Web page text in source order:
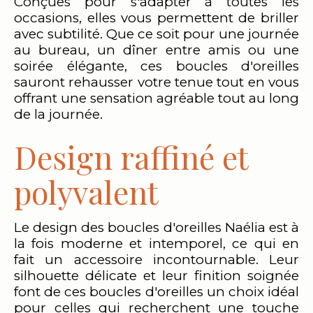
occasions, elles vous permettent de briller
avec subtilité. Que ce soit pour une journée
au bureau, un dîner entre amis ou une
soirée élégante, ces boucles d'oreilles
sauront rehausser votre tenue tout en vous
offrant une sensation agréable tout au long
de la journée.
Design raffiné et
polyvalent
Le design des boucles d'oreilles Naélia est à
la fois moderne et intemporel, ce qui en
fait un accessoire incontournable. Leur
silhouette délicate et leur finition soignée
font de ces boucles d'oreilles un choix idéal
pour celles qui recherchent une touche